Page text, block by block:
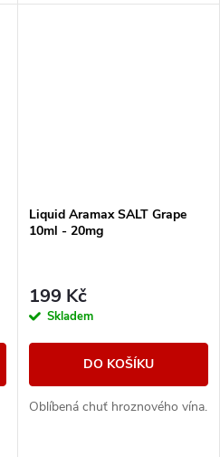
Liquid Aramax SALT Grape
10ml - 20mg
199 Kč
Skladem
DO KOŠÍKU
Oblíbená chuť hroznového vína.